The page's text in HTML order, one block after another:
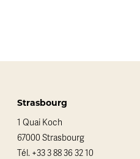
Strasbourg
1 Quai Koch
67000 Strasbourg
Tél. +33 3 88 36 32 10